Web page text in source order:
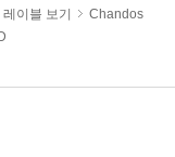
이블 보기
Chandos